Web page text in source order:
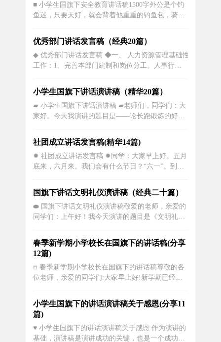
出的性情;播下你的杰出...
■ 小学生国旗下安全教育讲话稿1500字外公是个钓
鱼迷，只要天好，就会背着他重重的钓鱼包，骑着
太好，每次提回来的鱼桶都只有几条小鱼，有时带
着空桶就回来了，但他总是兴致不减。今年，外公
出去钓鱼的次数没有以前那么多了，因为他生了场
病，身体不太好，爸爸妈...
优秀部门讲话发言稿（经典20篇）
◆ 优秀部门讲话发言稿 ◆一、 人力资源管理基础性
工作：1、完善本部门建制和岗位分工。人事行政
门的工作目标定为：为公司建立科学的人才开发和
人才管理机制，并保证人才满足公司各个方面的需
求。根据部门员工的工作经历进行了岗位设计，将
人力资源管理六大板块工作做了分...
小学生国旗下讲话演讲稿（精华20篇）
▰ 小学生国旗下讲话演讲稿 ▰老师们，同学们：大
家好。今天我演讲的题目是——论长跑锻炼的好
抬头看空荡荡的枝头，一股莫名的伤感由然而生，
枯黄的干叶在寒风中打着旋飞舞落下，似翩翩的舞
者，只留下孤单的枝头在冷清的季节打颤发抖。清
晨，闹钟在狂震，此刻你是否有种把它...
社团成立讲话发言稿(精华14篇)
✹ 社团成立讲话发言稿 ✹同学：大家早上好。五月
底来，六月来。我们会有什么节日？“六一”。到了
出去玩，孩子们会收到很多礼物。然而，这样一个
充满歌曲和笑声的节日却有着严肃甚至沉重的渊
源。国际儿童节的设立与二战期间一次著名的大屠
杀有关。1942年6月，...
国旗下讲话文明礼仪演讲稿（经典二十篇）
⬬ 国旗下讲话文明礼仪演讲稿敬爱的老师，亲爱的
同学们：上午好！我今天演讲的题目是《文明礼仪
未来的接班人，我们要将中华民族的传统美德继承
下去，因此，我们要从小学礼、懂礼、做个有礼貌
的文明人。在我们的生活中，有许许多多体现文明
礼仪的事，只是我们没有认真观察，如...
春季新学期小学校长在国旗下的讲话稿(分享
12篇)
⧈ 春季新学期小学校长在国旗下的讲话稿尊敬的各
位老师，亲爱的同学们:大家早上好!新学期已经开
《新学期，新起点，新高度》。要求大家做到以下
点：一、争做文明守纪的好孩子。罗曼•罗兰说：没
有伟大的品格，就没有伟大的人，甚至也没有伟大
的艺术家、伟大的...
小学生国旗下的讲话演讲稿关于感恩(分享11
篇)
♥️ 小学生国旗下的讲话演讲稿关于感恩 作为演讲的
基础，演讲稿是演讲成功的关键，也是一个成功的